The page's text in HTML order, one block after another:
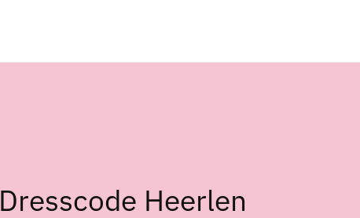
Dresscode Heerlen